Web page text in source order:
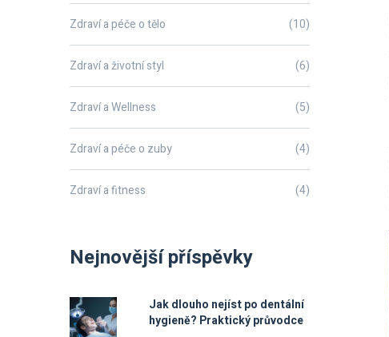
Zdraví a péče o tělo (10)
Zdraví a životní styl (6)
Zdraví a Wellness (5)
Zdraví a péče o zuby (4)
Zdraví a fitness (4)
Nejnovější příspěvky
Jak dlouho nejíst po dentální
hygieně? Praktický průvodce